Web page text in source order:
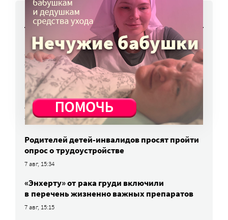
НОВОСТИ
Вторая волна клещей ожидается в конце
августа — начале сентября
7 авг, 19:25
Родных, которые могут взять ребенка
из проблемной семьи, предлагают искать
с полицией
7 авг, 17:06
Родителей детей-инвалидов просят пройти
опрос о трудоустройстве
7 авг, 15:34
«Энхерту» от рака груди включили
в перечень жизненно важных препаратов
7 авг, 15:15